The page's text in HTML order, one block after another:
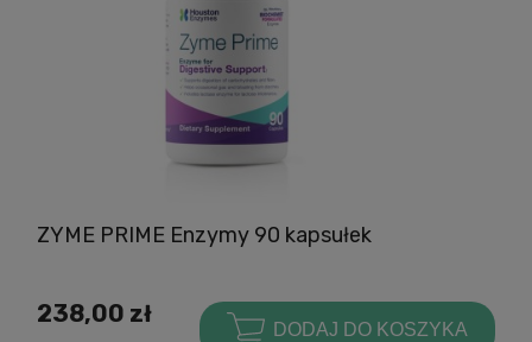
ZYME PRIME Enzymy 90 kapsułek
238,00 zł
DODAJ DO KOSZYKA